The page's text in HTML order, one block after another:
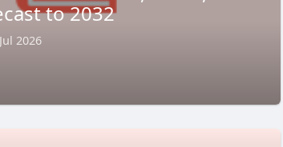
to 2032
2026